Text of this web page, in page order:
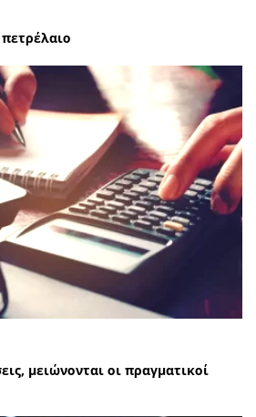
μειώνονται οι πραγματικοί